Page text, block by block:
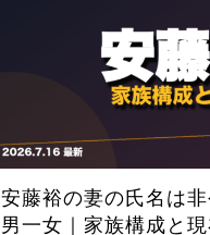
安藤裕の妻の氏名は
男一女｜家族構成と現